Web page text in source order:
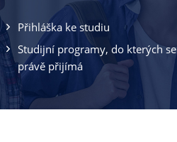
Přihláška ke studiu
Studijní programy, do kterých se
právě přijímá